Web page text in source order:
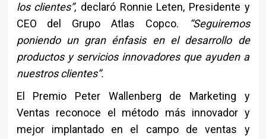
los clientes”, declaró Ronnie Leten, Presidente y
CEO del Grupo Atlas Copco.
“Seguiremos
poniendo un gran énfasis en el desarrollo de
productos y servicios innovadores que ayuden a
nuestros clientes”.
El Premio Peter Wallenberg de Marketing y
Ventas reconoce el método más innovador y
mejor implantado en el campo de ventas y